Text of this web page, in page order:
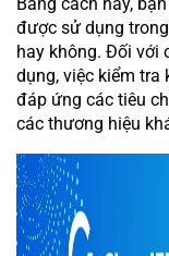
được sử dụng
hay không. Đối với
dụng, việc kiểm tra
đáp ứng các tiêu
các thương hiệu